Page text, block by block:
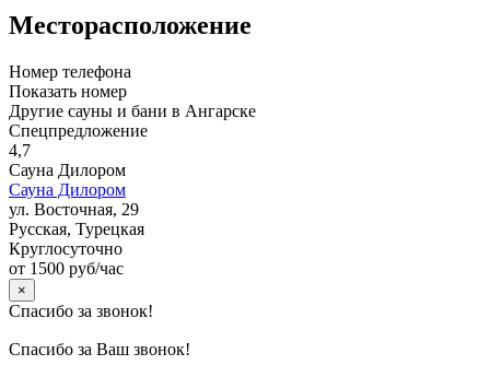
Месторасположение
Номер телефона
Показать номер
Другие сауны и бани в Ангарске
Спецпредложение
4,7
Сауна Дилором
Сауна Дилором
ул. Восточная, 29
Русская, Турецкая
Круглосуточно
от 1500 руб/час
×
Спасибо за звонок!
Спасибо за Ваш звонок!